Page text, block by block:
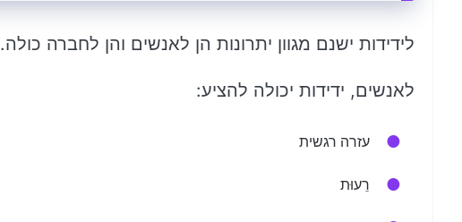
לידידות ישנם מגוון יתרונות הן לאנשים והן לחברה כולה.
לאנשים, ידידות יכולה להציע:
עזרה רגשית
רֵעוּת